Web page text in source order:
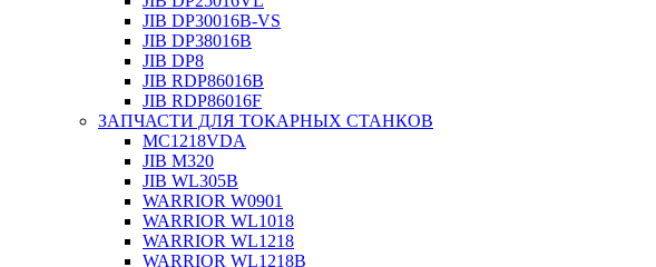
JIB DP30016B-VS
JIB DP38016B
JIB DP8
JIB RDP86016B
JIB RDP86016F
ЗАПЧАСТИ ДЛЯ ТОКАРНЫХ СТАНКОВ
MC1218VDA
JIB M320
JIB WL305B
WARRIOR W0901
WARRIOR WL1018
WARRIOR WL1218
WARRIOR WL1218B